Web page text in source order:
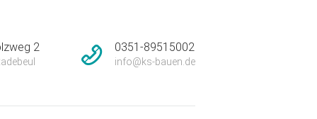
2 0351-89515002
info@ks-bauen.de